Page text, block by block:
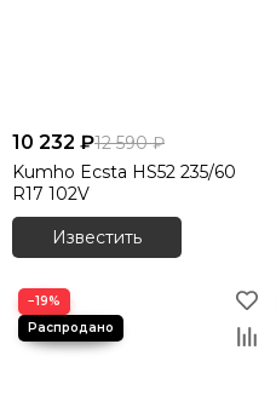
10 232 ₽12 590 ₽
Kumho Ecsta HS52 235/60
R17 102V
Известить
−19%